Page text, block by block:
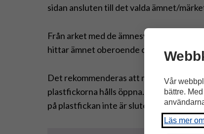
sidan ansluten till det valda ämnet/
Från arket med de ämnesvist uppdelade
hittar ämnet oberoende om man
Det rekommenderas att man fäster
plastfickorna hålls öppna. Om man
på plastfickan inte är sluten med
Vår
bättre.
Läs mer